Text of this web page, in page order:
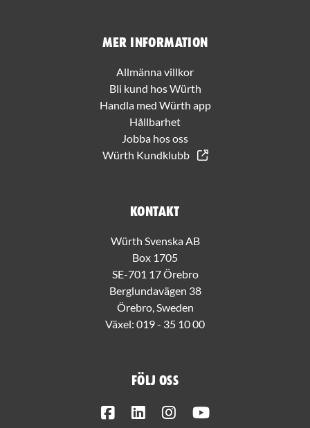
Mer information
Allmänna villkor
Bli kund hos Würth
Handla med Würth app
Hållbarhet
Jobba hos oss
Würth Kundklubb
Kontakt
Würth Svenska AB
Box 1705
SE-701 17 Örebro
Berglundavägen 38
Örebro, Sweden
Växel: 019 - 35 10 00
Följ oss
FacebookLinkedInInstagram